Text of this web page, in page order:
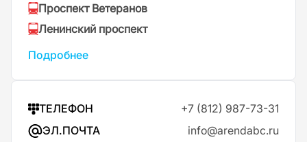
Проспект Ветеранов
Ленинский проспект
Подробнее
ТЕЛЕФОН
+7 (812) 987-73-31
ЭЛ.ПОЧТА
info@arendabc.ru